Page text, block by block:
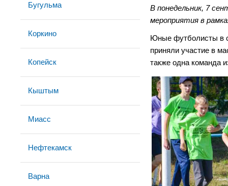
Бугульма
Коркино
Копейск
Кыштым
Миасс
Нефтекамск
Варна
В понедельник, 7
мероприятия в
Юные футболисты в
приняли участие в
также одна команда